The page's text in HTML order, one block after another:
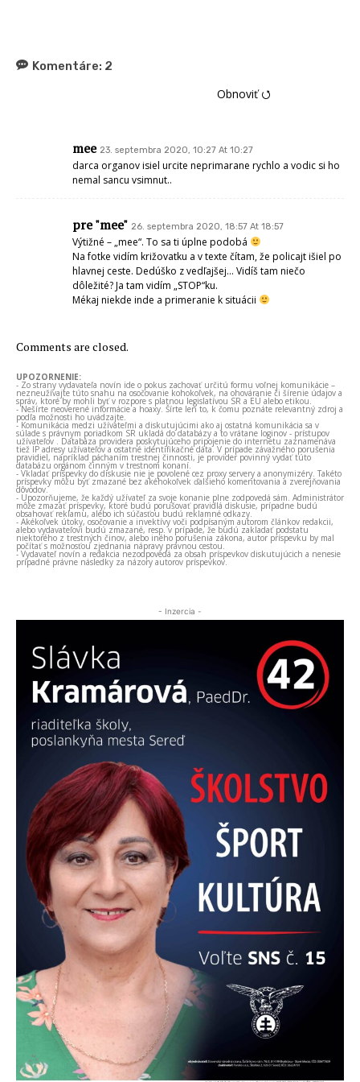
Komentáre: 2
Obnoviť ⭯
mee 23. septembra 2020, 10:27 At 10:27
darca organov isiel urcite neprimarane rychlo a vodic si ho
nemal sancu vsimnut..
pre "mee" 26. septembra 2020, 18:57 At 18:57
Výtižné – „mee“. To sa ti úplne podobá
Na fotke vidím križovatku a v texte čítam, že policajt išiel po
hlavnej ceste. Dedúško z vedľajšej… Vidíš tam niečo
dôležité? Ja tam vidím „STOP“ku.
Mékaj niekde inde a primeranie k situácii
Comments are closed.
UPOZORNENIE:
- Zo strany vydavateľa novín ide o pokus zachovať určitú formu voľnej komunikácie –
nezneužívajte túto snahu na osočovanie kohokoľvek, na ohováranie či šírenie údajov a
správ, ktoré by mohli byť v rozpore s platnou legislatívou SR a EÚ alebo etikou.
- Nešírte neoverené informácie a hoaxy. Šírte len to, k čomu poznáte relevantný zdroj a
podľa možnosti ho uvádzajte.
- Komunikácia medzi užívateľmi a diskutujúcimi ako aj ostatná komunikácia sa v
súlade s právnym poriadkom SR ukladá do databázy a to vrátane loginov - prístupov
užívateľov . Databáza providera poskytujúceho pripojenie do internetu zaznamenáva
tiež IP adresy užívateľov a ostatné identifikačné dáta. V prípade závažného porušenia
pravidiel, napríklad páchaním trestnej činnosti, je provider povinný vydať túto
databázu orgánom činným v trestnom konaní.
- Vkladať príspevky do diskusie nie je povolené cez proxy servery a anonymizéry. Takéto
príspevky môžu byť zmazané bez akéhokoľvek ďalšieho komentovania a zverejňovania
dôvodov.
- Upozorňujeme, že každý užívateľ za svoje konanie plne zodpovedá sám. Administrátor
môže zmazať príspevky, ktoré budú porušovať pravidlá diskusie, prípadne budú
obsahovať reklamu, alebo ich súčasťou budú reklamné odkazy.
- Akékoľvek útoky, osočovanie a invektívy voči podpísaným autorom článkov redakcii,
alebo vydavateľovi budú zmazané, resp. v prípade, že budú zakladať podstatu
niektorého z trestných činov, alebo iného porušenia zákona, autor príspevku by mal
počítať s možnosťou zjednania nápravy právnou cestou.
- Vydavateľ novín a redakcia nezodpovedá za obsah príspevkov diskutujúcich a nenesie
prípadné právne následky za názory autorov príspevkov.
- Inzercia -